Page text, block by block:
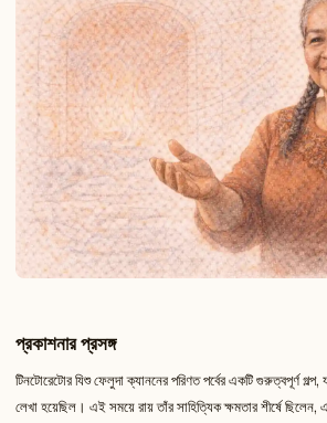
প্রকাশনার প্রসঙ্গ
টিনটোরেটোর যিশু ফেলুদা ক্যাননের পরিণত পর্বের একটি গুরুত্বপূর্ণ গল্প,
লেখা হয়েছিল। এই সময়ে রায় তাঁর সাহিত্যিক ক্ষমতার শীর্ষে ছিলেন,